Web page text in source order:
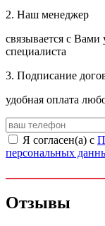
2. Наш менеджер
связывается с
специалиста
3. Подписание
удобная оплата
Я согласен(а) с
персональных
Отзывы